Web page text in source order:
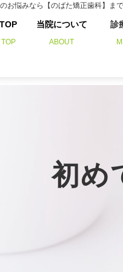
お悩みなら【のばた矯正歯科】まで
TOP
TOP
当院について
ABOUT
診
初め